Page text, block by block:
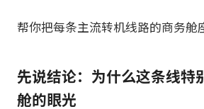
帮你把每条主流转机线路的商务舱
先说结论：为什么这条线特
舱的眼光